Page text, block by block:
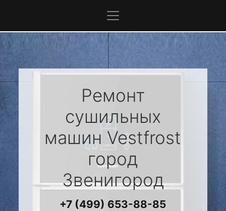
Ремонт
сушильных
машин Vestfrost
город
Звенигород
+7 (499) 653-88-85